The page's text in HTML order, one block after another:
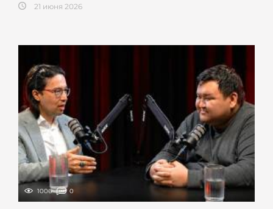
21 июня 2026
1006 0